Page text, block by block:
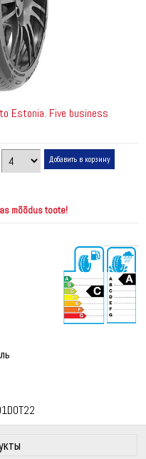
Estonia. Five business
mõõdus toote!